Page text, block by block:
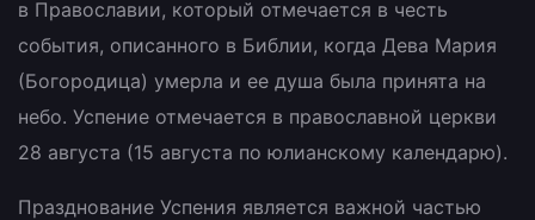
в Православии, который отмечается в честь
события, описанного в Библии, когда Дева Мария
(Богородица) умерла и ее душа была принята на
небо. Успение отмечается в православной церкви
28 августа (15 августа по юлианскому календарю).
Празднование Успения является важной частью